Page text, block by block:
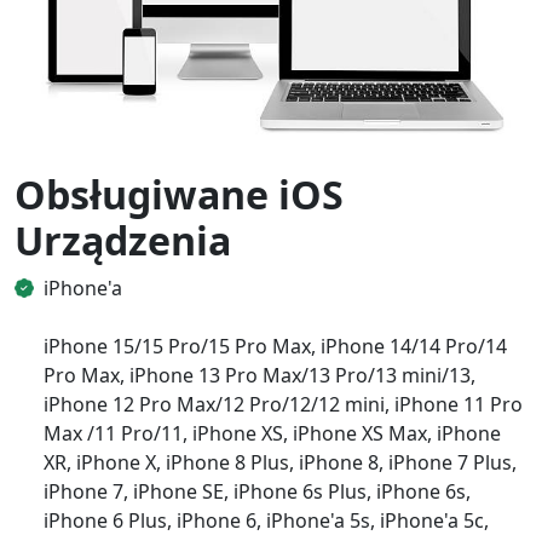
Obsługiwane iOS
Urządzenia
iPhone'a
iPhone 15/15 Pro/15 Pro Max, iPhone 14/14 Pro/14
Pro Max, iPhone 13 Pro Max/13 Pro/13 mini/13,
iPhone 12 Pro Max/12 Pro/12/12 mini, iPhone 11 Pro
Max /11 Pro/11, iPhone XS, iPhone XS Max, iPhone
XR, iPhone X, iPhone 8 Plus, iPhone 8, iPhone 7 Plus,
iPhone 7, iPhone SE, iPhone 6s Plus, iPhone 6s,
iPhone 6 Plus, iPhone 6, iPhone'a 5s, iPhone'a 5c,